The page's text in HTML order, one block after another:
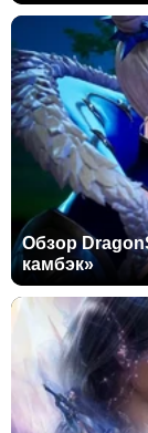
Обзор
камбэк»